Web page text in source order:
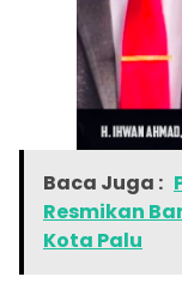
Baca Juga :
Resmikan
Kota Palu